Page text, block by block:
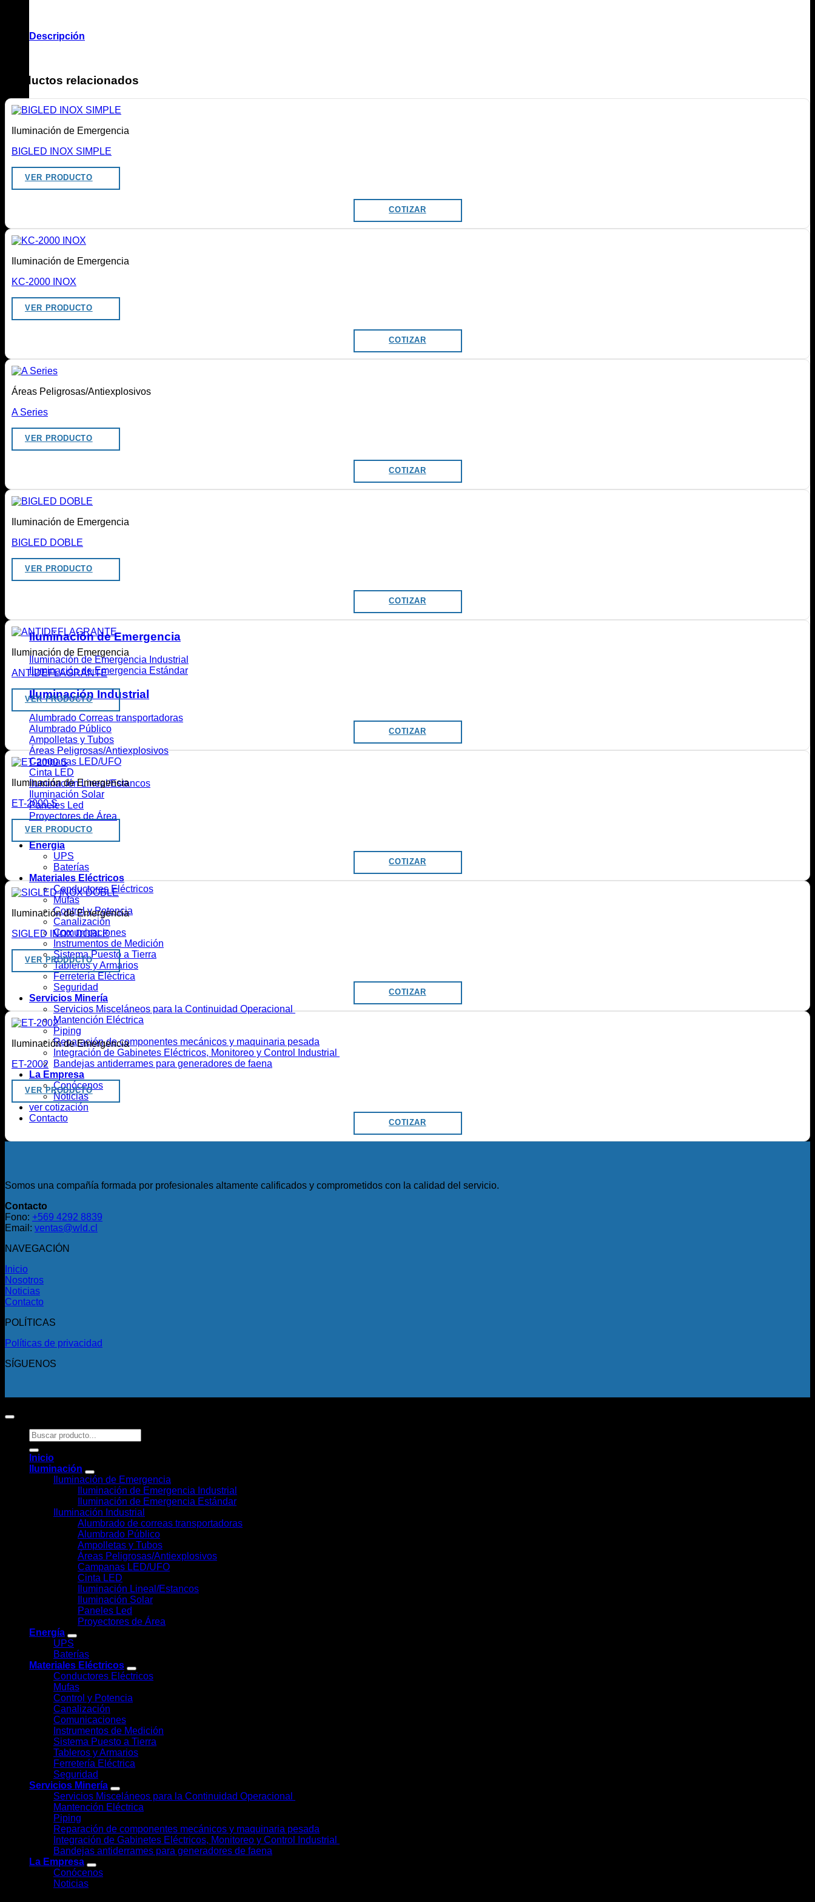
Iluminación de Emergencia
Iluminación de Emergencia Industrial
Iluminación de Emergencia Estándar
Iluminación Industrial
Alumbrado Correas transportadoras
Alumbrado Público
Ampolletas y Tubos
Áreas Peligrosas/Antiexplosivos
Campanas LED/UFO
Cinta LED
Iluminación Lineal/Estancos
Iluminación Solar
Paneles Led
Proyectores de Área
Energía
UPS
Baterías
Materiales Eléctricos
Conductores Eléctricos
Mufas
Control y Potencia
Canalización
Comunicaciones
Instrumentos de Medición
Sistema Puesto a Tierra
Tableros y Armarios
Ferretería Eléctrica
Seguridad
Servicios Minería
Servicios Misceláneos para la Continuidad Operacional
Mantención Eléctrica
Piping
Reparación de componentes mecánicos y maquinaria pesada
Integración de Gabinetes Eléctricos, Monitoreo y Control Industrial
Bandejas antiderrames para generadores de faena
La Empresa
Conócenos
Noticias
ver cotización
Contacto
Descripción
Productos relacionados
Iluminación de Emergencia
BIGLED INOX SIMPLE
VER PRODUCTO
COTIZAR
Iluminación de Emergencia
KC-2000 INOX
VER PRODUCTO
COTIZAR
Áreas Peligrosas/Antiexplosivos
A Series
VER PRODUCTO
COTIZAR
Iluminación de Emergencia
BIGLED DOBLE
VER PRODUCTO
COTIZAR
Iluminación de Emergencia
ANTIDEFLAGRANTE
VER PRODUCTO
COTIZAR
Iluminación de Emergencia
ET-2000 S
VER PRODUCTO
COTIZAR
Iluminación de Emergencia
SIGLED INOX DOBLE
VER PRODUCTO
COTIZAR
Iluminación de Emergencia
ET-2002
VER PRODUCTO
COTIZAR
Somos una compañía formada por profesionales altamente calificados y comprometidos con la calidad del servicio.
Contacto
Fono: +569 4292 8839
Email: ventas@wld.cl
NAVEGACIÓN
Inicio
Nosotros
Noticias
Contacto
POLÍTICAS
Políticas de privacidad
SÍGUENOS
Buscar
por:
Inicio
Iluminación
Iluminación de Emergencia
Iluminación de Emergencia Industrial
Iluminación de Emergencia Estándar
Iluminación Industrial
Alumbrado de correas transportadoras
Alumbrado Público
Ampolletas y Tubos
Áreas Peligrosas/Antiexplosivos
Campanas LED/UFO
Cinta LED
Iluminación Lineal/Estancos
Iluminación Solar
Paneles Led
Proyectores de Área
Energía
UPS
Baterías
Materiales Eléctricos
Conductores Eléctricos
Mufas
Control y Potencia
Canalización
Comunicaciones
Instrumentos de Medición
Sistema Puesto a Tierra
Tableros y Armarios
Ferretería Eléctrica
Seguridad
Servicios Minería
Servicios Misceláneos para la Continuidad Operacional
Mantención Eléctrica
Piping
Reparación de componentes mecánicos y maquinaria pesada
Integración de Gabinetes Eléctricos, Monitoreo y Control Industrial
Bandejas antiderrames para generadores de faena
La Empresa
Conócenos
Noticias